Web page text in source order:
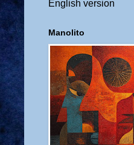
English version
Manolito